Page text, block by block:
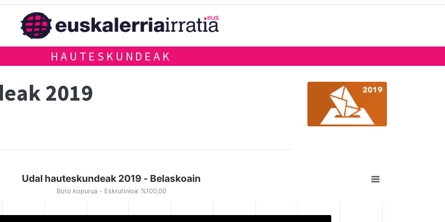
HAUTESKUNDEAK
2019
Udal hauteskundeak 2019 - Belaskoain
Boto kopurua - Eskrutinioa: %100,00